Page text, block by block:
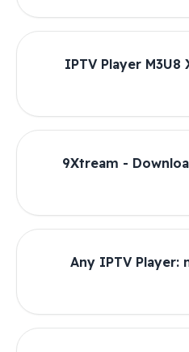
IPTV Player M3U8
9Xtream -
Any IPTV Player: